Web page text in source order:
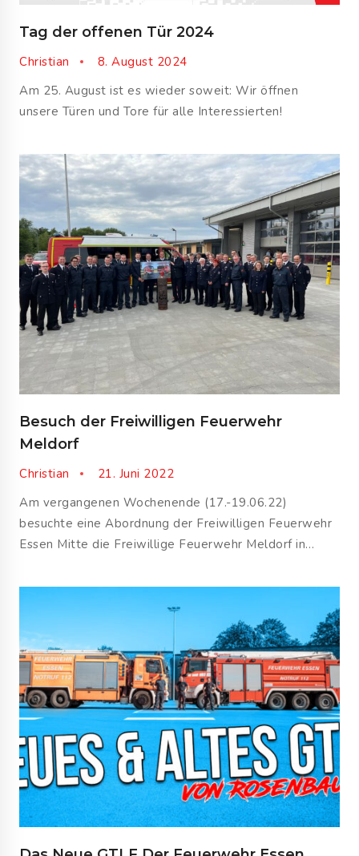
Tag der offenen Tür 2024
Christian
8. August 2024
Am 25. August ist es wieder soweit: Wir öffnen
unsere Türen und Tore für alle Interessierten!
Besuch der Freiwilligen Feuerwehr
Meldorf
Christian
21. Juni 2022
Am vergangenen Wochenende (17.-19.06.22)
besuchte eine Abordnung der Freiwilligen Feuerwehr
Essen Mitte die Freiwillige Feuerwehr Meldorf in…